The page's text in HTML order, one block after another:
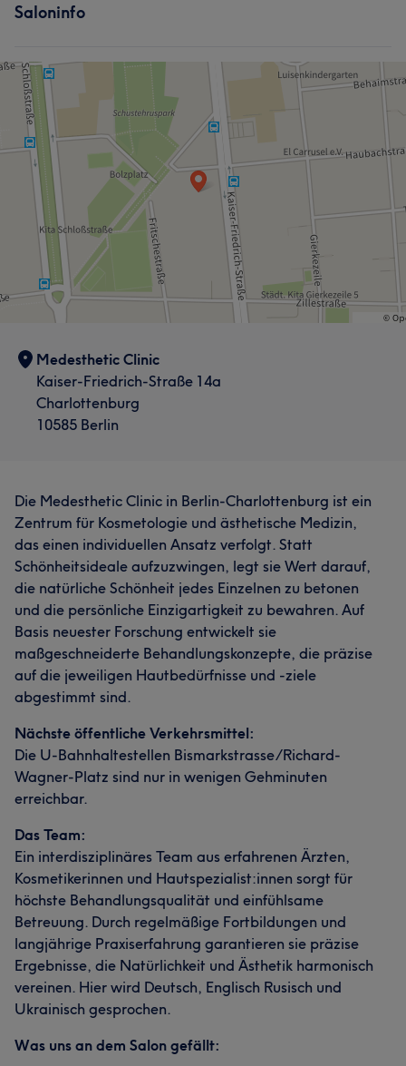
Saloninfo
Medesthetic Clinic
Kaiser-Friedrich-Straße 14a
Charlottenburg
10585 Berlin
Die Medesthetic Clinic in Berlin-Charlottenburg ist ein
Zentrum für Kosmetologie und ästhetische Medizin,
das einen individuellen Ansatz verfolgt. Statt
Schönheitsideale aufzuzwingen, legt sie Wert darauf,
die natürliche Schönheit jedes Einzelnen zu betonen
und die persönliche Einzigartigkeit zu bewahren. Auf
Basis neuester Forschung entwickelt sie
maßgeschneiderte Behandlungskonzepte, die präzise
auf die jeweiligen Hautbedürfnisse und -ziele
abgestimmt sind.
Nächste öffentliche Verkehrsmittel:
Die U-Bahnhaltestellen Bismarkstrasse/Richard-
Wagner-Platz sind nur in wenigen Gehminuten
erreichbar.
Das Team:
Ein interdisziplinäres Team aus erfahrenen Ärzten,
Kosmetikerinnen und Hautspezialist:innen sorgt für
höchste Behandlungsqualität und einfühlsame
Betreuung. Durch regelmäßige Fortbildungen und
langjährige Praxiserfahrung garantieren sie präzise
Ergebnisse, die Natürlichkeit und Ästhetik harmonisch
vereinen. Hier wird Deutsch, Englisch Rusisch und
Ukrainisch gesprochen.
Was uns an dem Salon gefällt: